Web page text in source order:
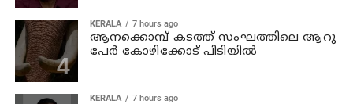
KERALA 7 hours ago
ആനക്കൊമ്പ് കടത്ത് സംഘത്തിലെ ആറു
പേര്‍ കോഴിക്കോട് പിടിയില്‍
KERALA 7 hours ago